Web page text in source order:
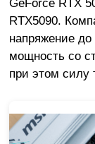
RTX5090.
напряжение
мощность со
при этом силу